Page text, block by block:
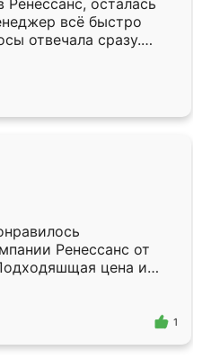
осталась
всё быстро
отвечала сразу.
субботу, подошёл к
Собрали
аккуратно, даже
Ренессанс от
цена и
Приехавший
Владислав
эскизу самый
1